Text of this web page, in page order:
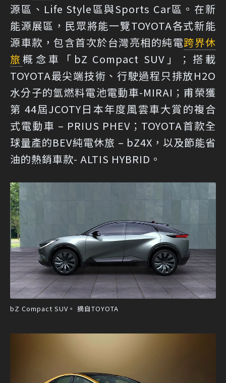
源區、Life Style區與Sports Car區。在新
能源展區，民眾將能一覽TOYOTA各式新能
源車款，包含首次於台灣亮相的純電跨界休
旅概念車「bZ Compact SUV」；搭載
TOYOTA最尖端技術、行駛過程只排放H2O
水分子的氫燃料電池電動車-MIRAI；甫榮獲
第 44屆JCOTY日本年度風雲車大賞的複合
式電動車 – PRIUS PHEV；TOYOTA首款全
球量產的BEV純電休旅 – bZ4X，以及節能省
油的熱銷車款- ALTIS HYBRID。
bZ Compact SUV。 摘自TOYOTA